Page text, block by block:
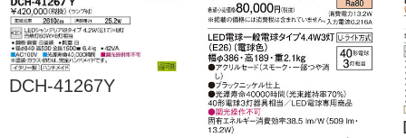
DCH-41267Y